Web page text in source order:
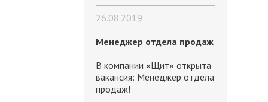
26.08.2019
Менеджер отдела продаж
В компании «Щит» открыта
вакансия: Менеджер отдела
продаж!